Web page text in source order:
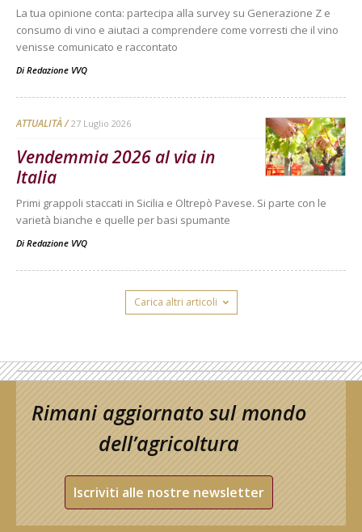
La tua opinione conta: partecipa alla survey su Generazione Z e
consumo di vino e aiutaci a comprendere come vorresti che il vino
venisse comunicato e raccontato
Di Redazione VVQ
ATTUALITÀ 27 Luglio 2026
Vendemmia 2026 al via in
Italia
Primi grappoli staccati in Sicilia e Oltrepò Pavese. Si parte con le
varietà bianche e quelle per basi spumante
Di Redazione VVQ
Carica altri articoli
Rimani aggiornato sul mondo
dell’agricoltura
Iscriviti alle nostre newsletter